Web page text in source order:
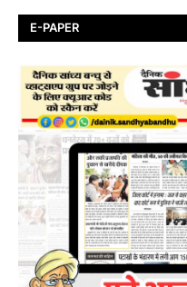
E-PAPER